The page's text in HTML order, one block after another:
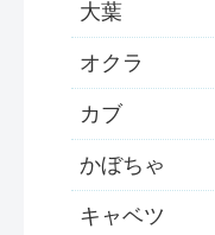
大葉
オクラ
カブ
かぼちゃ
キャベツ